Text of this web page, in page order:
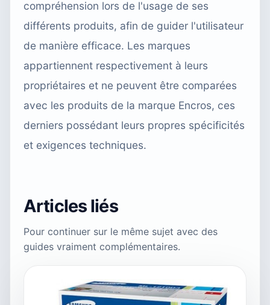
compréhension lors de l'usage de ses
différents produits, afin de guider l'utilisateur
de manière efficace. Les marques
appartiennent respectivement à leurs
propriétaires et ne peuvent être comparées
avec les produits de la marque Encros, ces
derniers possédant leurs propres spécificités
et exigences techniques.
Articles liés
Pour continuer sur le même sujet avec des
guides vraiment complémentaires.